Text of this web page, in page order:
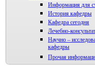
Информация для
История кафедры
Кафедра сегодня
Лечебно-
Научно –
кафедры
Прочая